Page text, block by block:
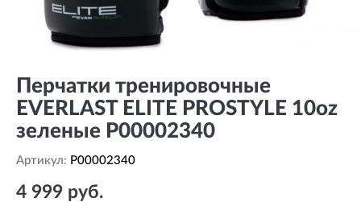
Перчатки тренировочные
EVERLAST ELITE PROSTYLE 10oz
зеленые P00002340
Артикул: P00002340
4 999 руб.